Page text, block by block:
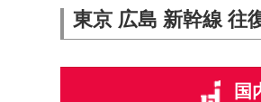
東京 広島 新幹線 往
国